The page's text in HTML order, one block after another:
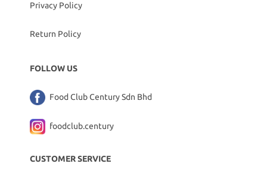
Privacy Policy
Return Policy
FOLLOW US
Food Club Century Sdn Bhd
foodclub.century
CUSTOMER SERVICE